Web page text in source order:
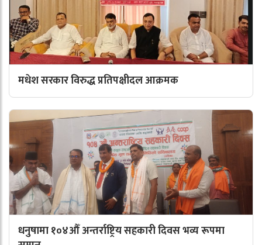
मधेश सरकार विरुद्ध प्रतिपक्षीदल आक्रमक
धनुषामा १०४औँ अन्तर्राष्ट्रिय सहकारी दिवस भव्य रूपमा